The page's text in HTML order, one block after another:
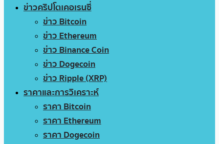
ข่าวคริปโตเคอเรนซี่
ข่าว Bitcoin
ข่าว Ethereum
ข่าว Binance Coin
ข่าว Dogecoin
ข่าว Ripple (XRP)
ราคาและการวิเคราะห์
ราคา Bitcoin
ราคา Ethereum
ราคา Dogecoin